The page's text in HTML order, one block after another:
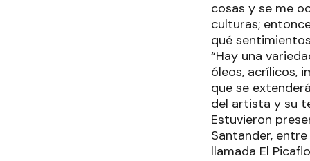
cosas y se me
culturas;
qué
“Hay una
óleos, acrílicos,
que se
del artista y su
Estuvieron
Santander,
llamada El